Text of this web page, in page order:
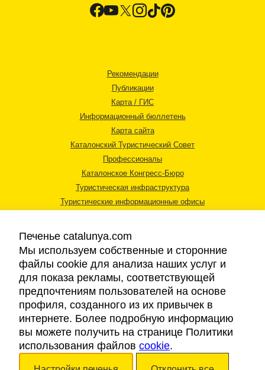
Рекомендации
Публикации
Карта / ГИС
Информационный бюллетень
Карта сайта
Каталонский Туристический Совет
Профессионалы
Каталонское Конгресс-Бюро
Туристическая инфраструктура
Туристические информационные офисы
Правовая информация
Cookies
Доступность
Авторские права © 2026. Каталонский Туристический Совет. Все права
Печенье catalunya.com
Мы используем собственные и сторонние
файлы cookie для анализа наших услуг и
для показа рекламы, соответствующей
предпочтениям пользователей на основе
профиля, созданного из их привычек в
интернете. Более подробную информацию
вы можете получить на странице Политики
использования файлов cookie.